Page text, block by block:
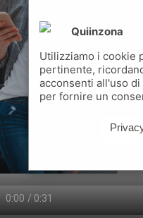
Quiinzona
Utilizziamo i cookie
pertinente,
acconsenti all'uso
per fornire un